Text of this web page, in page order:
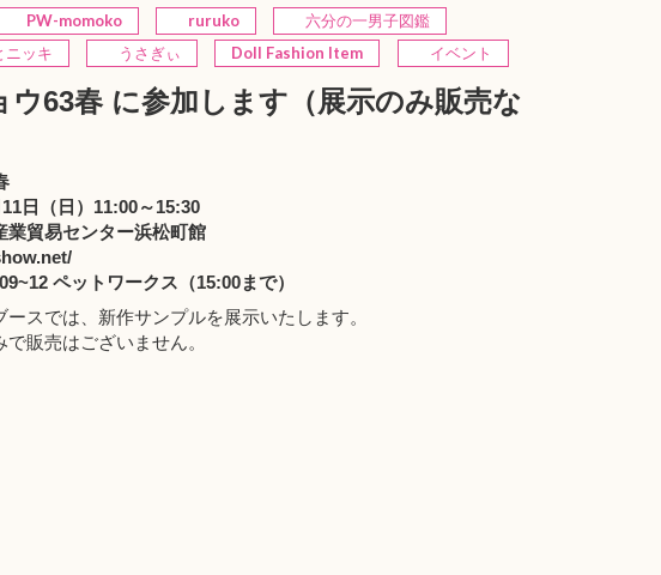
PW-momoko ruruko
六分の一男子図鑑
ッキ
うさぎぃ Doll Fashion Item イベント
ウ63春 に参加します（展示のみ販売な
日（日）11:00～15:30
業貿易センター浜松町館
ペットワークス（15:00まで）
スでは、新作サンプルを展示いたします。
販売はございません。